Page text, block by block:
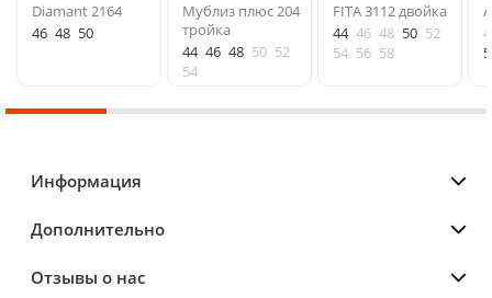
Diamant 2164
46 48 50
Мублиз плюс 204
тройка
44 46 48 50 52
54
FITA 3112 двойка
44 46 48 50 52
54 56 58
Информация
Дополнительно
Отзывы о нас